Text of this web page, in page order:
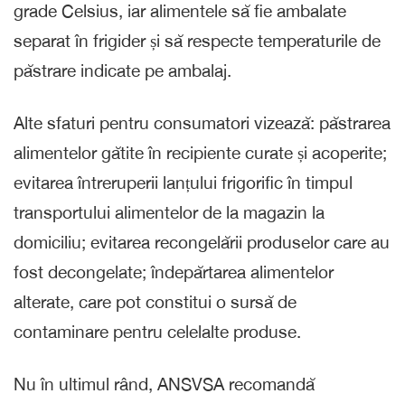
grade Celsius, iar alimentele să fie ambalate
separat în frigider și să respecte temperaturile de
păstrare indicate pe ambalaj.
Alte sfaturi pentru consumatori vizează: păstrarea
alimentelor gătite în recipiente curate și acoperite;
evitarea întreruperii lanțului frigorific în timpul
transportului alimentelor de la magazin la
domiciliu; evitarea recongelării produselor care au
fost decongelate; îndepărtarea alimentelor
alterate, care pot constitui o sursă de
contaminare pentru celelalte produse.
Nu în ultimul rând, ANSVSA recomandă